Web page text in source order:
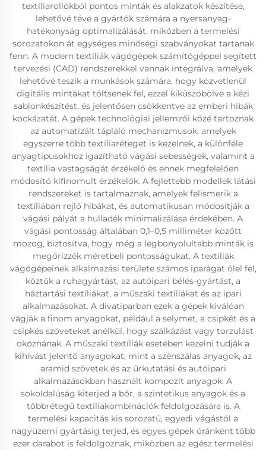
textíliarollókból pontos minták és alakzatok készítése,
lehetővé téve a gyártók számára a nyersanyag-
hatékonyság optimalizálását, miközben a termelési
sorozatokon át egységes minőségi szabványokat tartanak
fenn. A modern textíliák vágógépek számítógéppel segített
tervezési (CAD) rendszerekkel vannak integrálva, amelyek
lehetővé teszik a munkások számára, hogy közvetlenül
digitális mintákat töltsenek fel, ezzel kiküszöbölve a kézi
sablonkészítést, és jelentősen csökkentve az emberi hibák
kockázatát. A gépek technológiai jellemzői közé tartoznak
az automatizált tápláló mechanizmusok, amelyek
egyszerre több textíliaréteget is kezelnek, a különféle
anyagtípusokhoz igazítható vágási sebességek, valamint a
textília vastagságát érzékelő és ennek megfelelően
módosító kifinomult érzékelők. A fejlettebb modellek látási
rendszereket is tartalmaznak, amelyek felismerik a
textíliában rejlő hibákat, és automatikusan módosítják a
vágási pályát a hulladék minimalizálása érdekében. A
vágási pontosság általában 0,1–0,5 milliméter között
mozog, biztosítva, hogy még a legbonyolultabb minták is
megőrizzék méretbeli pontosságukat. A textíliák
vágógépeinek alkalmazási területe számos iparágat ölel fel,
köztük a ruhagyártást, az autóipari bélés-gyártást, a
háztartási textíliákat, a műszaki textíliákat és az ipari
alkalmazásokat. A divatiparban ezek a gépek kiválóan
vágják a finom anyagokat, például a selymet, a csipkét és a
csipkés szöveteket anélkül, hogy szálkázást vagy torzulást
okoznának. A műszaki textíliák esetében kezelni tudják a
kihívást jelentő anyagokat, mint a szénszálas anyagok, az
aramid szövetek és az űrkutatási és autóipari
alkalmazásokban használt kompozit anyagok. A
sokoldalúság kiterjed a bőr, a szintetikus anyagok és a
többrétegű textíliakombinációk feldolgozására is. A
termelési kapacitás kis sorozatú, egyedi vágástól a
nagyüzemi gyártásig terjed, és egyes gépek óránként több
ezer darabot is feldolgoznak, miközben az egész termelési